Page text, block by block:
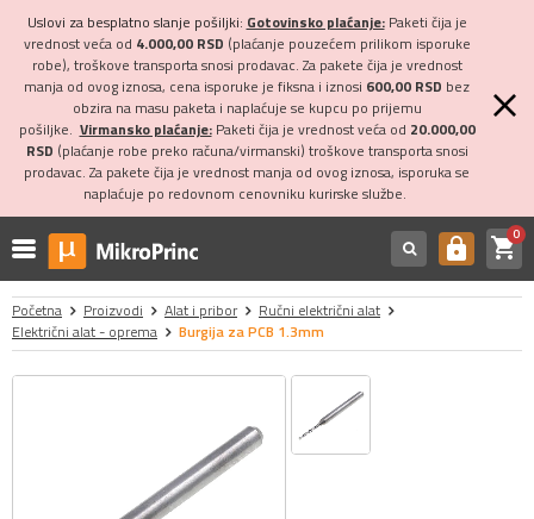
Uslovi za besplatno slanje pošiljki: Gotovinsko plaćanje:Paketi čija je
vrednost veća od 4.000,00 RSD (plaćanje pouzećem prilikom isporuke
robe), troškove transporta snosi prodavac. Za pakete čija je vrednost
manja od ovog iznosa, cena isporuke je fiksna i iznosi 600,00 RSD bez
obzira na masu paketa i naplaćuje se kupcu po prijemu
pošiljke. Virmansko plaćanje:Paketi čija je vrednost veća od 20.000,00
RSD (plaćanje robe preko računa/virmanski) troškove transporta snosi
prodavac. Za pakete čija je vrednost manja od ovog iznosa, isporuka se
naplaćuje po redovnom cenovniku kurirske službe.
https shopping_cart0
Početna Proizvodi Alat i pribor
Ručni električni alat
Električni alat - oprema
Burgija za PCB 1.3mm